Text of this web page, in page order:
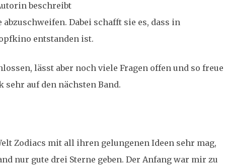
beschreibt
Dabei schafft sie es, dass in
entstanden ist.
lässt aber noch viele Fragen offen und so freue
auf den nächsten Band.
Zodiacs mit all ihren gelungenen Ideen sehr mag,
nur gute drei Sterne geben. Der Anfang war mir zu